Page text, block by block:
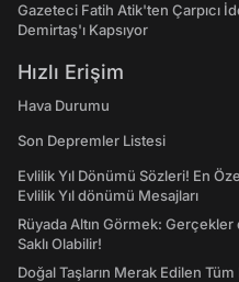
Gazeteci Fatih Atik'ten Çarpıcı
Demirtaş'ı Kapsıyor
Hızlı Erişim
Hava Durumu
Son Depremler Listesi
Evlilik Yıl Dönümü Sözleri! En
Evlilik Yıl dönümü Mesajları
Rüyada Altın Görmek:
Saklı Olabilir!
Doğal Taşların Merak Edilen